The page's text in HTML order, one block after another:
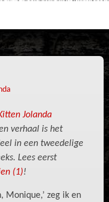
Jolanda
verhaal is het
in een tweedelige
Lees eerst
(1)!
Monique,’ zeg ik en